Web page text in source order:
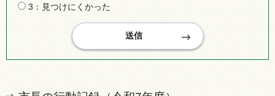
3：見つけにくかった